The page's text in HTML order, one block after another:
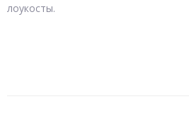
лоукосты.